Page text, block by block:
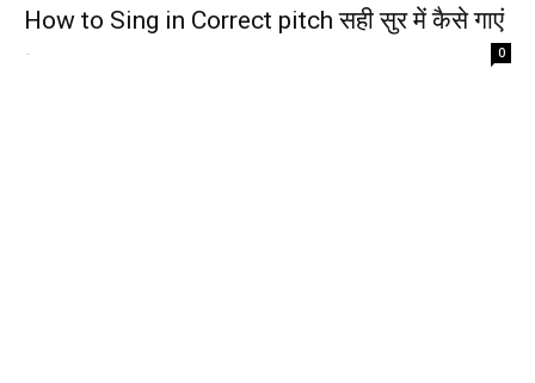
How to Sing in Correct pitch सही सुर में कैसे गाएं
- 0